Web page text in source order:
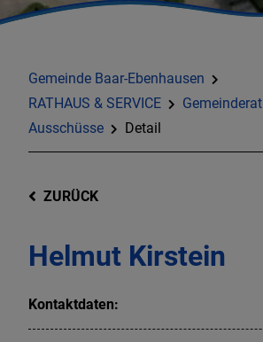
Gemeinde Baar-Ebenhausen
RATHAUS & SERVICE
Gemeinderat
Ausschüsse
Detail
ZURÜCK
Helmut Kirstein
Kontaktdaten: